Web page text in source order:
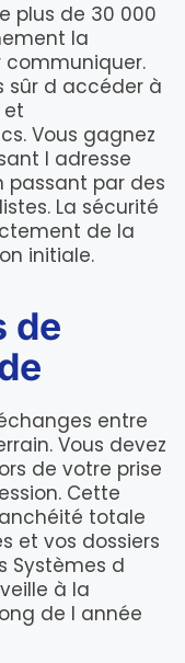
plus de 30 000
la
sûr d accéder à
Vous gagnez
l adresse
passant par des
La sécurité
de la
initiale.
de
entre
Vous devez
de votre prise
Cette
totale
et vos dossiers
Systèmes d
à la
de l année